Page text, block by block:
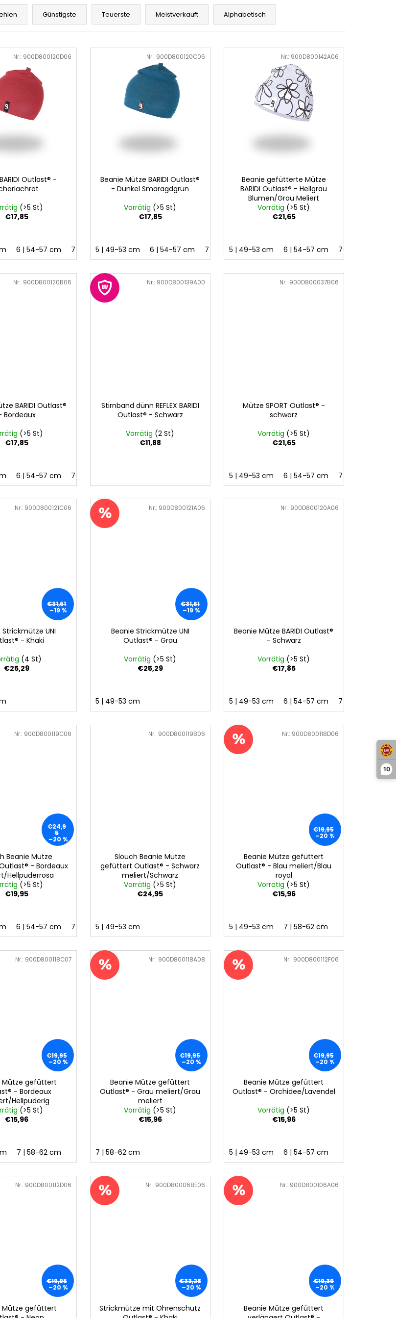
10
Günstigste Teuerste Meistverkauft Alphabetisch
Outlast® -
(>5 St)
€17,85
6 | 54-57 cm 7 | 58-62 cm
Art.-Nr.: 900D800120D06
Beanie Mütze BARIDI Outlast®
- Dunkel Smaragdgrün
Vorrätig (>5 St)
€17,85
5 | 49-53 cm 6 | 54-57 cm 7 | 58-62 cm
Art.-Nr.: 900D800120C06
Beanie gefütterte Mütze
BARIDI Outlast® - Hellgrau
Blumen/Grau Meliert
Vorrätig (>5 St)
€21,65
5 | 49-53 cm 6 | 54-57 cm 7 | 58-62 cm
Art.-Nr.: 900D800142A06
BARIDI Outlast®
Bordeaux
(>5 St)
€17,85
6 | 54-57 cm 7 | 58-62 cm
Art.-Nr.: 900D800120B06
Stirnband dünn REFLEX BARIDI
Outlast® - Schwarz
Vorrätig (2 St)
€11,88
Art.-Nr.: 900D800139A00
Mütze SPORT Outlast® -
schwarz
Vorrätig (>5 St)
€21,65
5 | 49-53 cm 6 | 54-57 cm 7 | 58-62 cm
Art.-Nr.: 900D800037B06
€31,61
–19 %
Strickmütze UNI
- Khaki
(4 St)
€25,29
Art.-Nr.: 900D800121C06
€31,61
–19 %
Beanie Strickmütze UNI
Outlast® - Grau
Vorrätig (>5 St)
€25,29
5 | 49-53 cm
Art.-Nr.: 900D800121A06
Beanie Mütze BARIDI Outlast®
- Schwarz
Vorrätig (>5 St)
€17,85
5 | 49-53 cm 6 | 54-57 cm 7 | 58-62 cm
Art.-Nr.: 900D800120A06
€24,9
5
–20 %
Beanie Mütze
- Bordeaux
Hellpuderrosa
(>5 St)
€19,95
6 | 54-57 cm 7 | 58-62 cm
Art.-Nr.: 900D800119C06
Slouch Beanie Mütze
gefüttert Outlast® - Schwarz
meliert/Schwarz
Vorrätig (>5 St)
€24,95
5 | 49-53 cm
Art.-Nr.: 900D800119B06
€19,95
–20 %
Beanie Mütze gefüttert
Outlast® - Blau meliert/Blau
royal
Vorrätig (>5 St)
€15,96
5 | 49-53 cm 7 | 58-62 cm
Art.-Nr.: 900D800118D06
€19,95
–20 %
Mütze gefüttert
- Bordeaux
Hellpuderig
(>5 St)
€15,96
7 | 58-62 cm
Art.-Nr.: 900D800118C07
€19,95
–20 %
Beanie Mütze gefüttert
Outlast® - Grau meliert/Grau
meliert
Vorrätig (>5 St)
€15,96
7 | 58-62 cm
Art.-Nr.: 900D800118A08
€19,95
–20 %
Beanie Mütze gefüttert
Outlast® - Orchidee/Lavendel
Vorrätig (>5 St)
€15,96
5 | 49-53 cm 6 | 54-57 cm
Art.-Nr.: 900D800112F06
€19,95
–20 %
Mütze gefüttert
Art.-Nr.: 900D800112D06
€33,28
–20 %
Strickmütze mit Ohrenschutz
Art.-Nr.: 900D800068E06
€19,39
–20 %
Beanie Mütze gefüttert
Art.-Nr.: 900D800106A06
€24,90